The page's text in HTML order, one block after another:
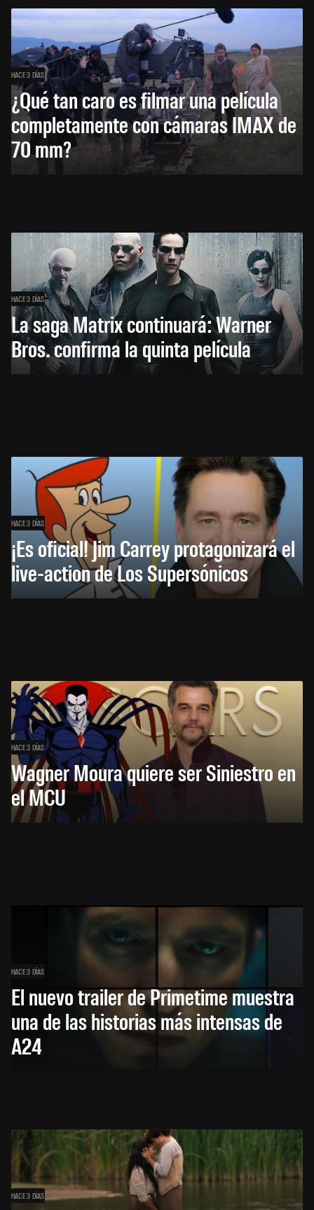
HACE 3 DÍAS
¿Qué tan caro es filmar una película
completamente con cámaras IMAX de
70 mm?
HACE 3 DÍAS
La saga Matrix continuará: Warner
Bros. confirma la quinta película
HACE 3 DÍAS
¡Es oficial! Jim Carrey protagonizará el
live-action de Los Supersónicos
HACE 3 DÍAS
Wagner Moura quiere ser Siniestro en
el MCU
HACE 3 DÍAS
El nuevo trailer de Primetime muestra
una de las historias más intensas de
A24
HACE 3 DÍAS